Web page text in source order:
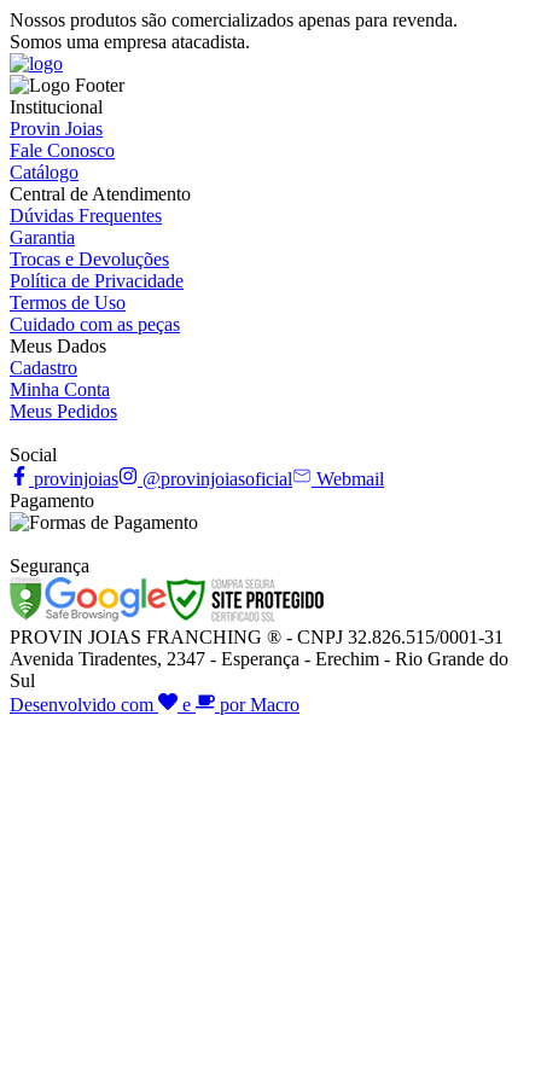
Nossos produtos são comercializados apenas para revenda.
Somos uma empresa atacadista.
Institucional
Provin Joias
Fale Conosco
Catálogo
Central de Atendimento
Dúvidas Frequentes
Garantia
Trocas e Devoluções
Política de Privacidade
Termos de Uso
Cuidado com as peças
Meus Dados
Cadastro
Minha Conta
Meus Pedidos
Social
provinjoias
@provinjoiasoficial
Webmail
Pagamento
Segurança
PROVIN JOIAS FRANCHING ® - CNPJ 32.826.515/0001-31
Avenida Tiradentes, 2347 - Esperança - Erechim - Rio Grande do
Sul
Desenvolvido com
e por Macro